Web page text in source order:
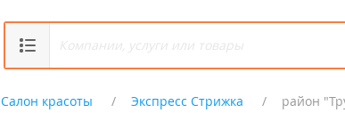
Салон красоты Экспресс Стрижка район